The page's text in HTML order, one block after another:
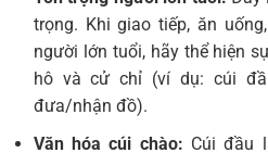
trọng. Khi giao tiếp, ăn
người lớn tuổi, hãy thể hiện
hô và cử chỉ (ví dụ: cúi
đưa/nhận đồ).
Văn hóa cúi chào: Cúi đầu